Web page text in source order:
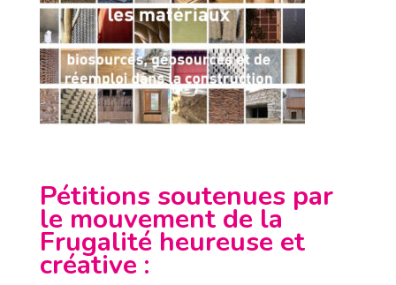
Pétitions soutenues par
le mouvement de la
Frugalité heureuse et
créative :